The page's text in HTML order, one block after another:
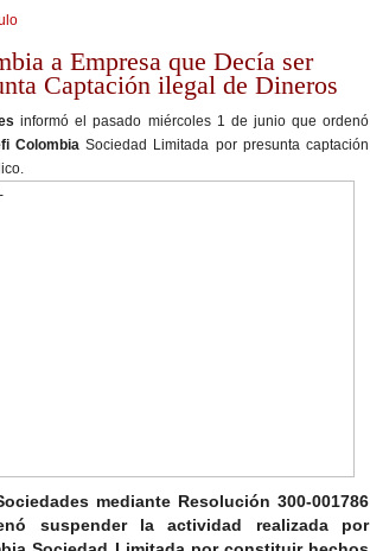
a Empresa que Decía ser
Captación ilegal de Dineros
informó el pasado miércoles 1 de junio que ordenó
ColombiaSociedad Limitada por presunta captación
mediante Resolución 300-001786
suspender la actividad realizada por